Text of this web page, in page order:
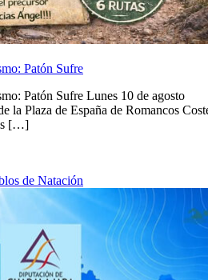
Patón Sufre
Patón Sufre Lunes 10 de agosto
la Plaza de España de Romancos
[…]
de Natación